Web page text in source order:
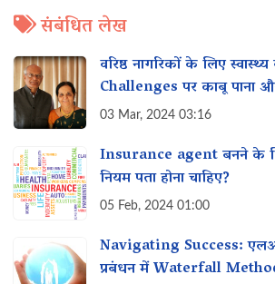
संबंधित लेख
वरिष्ठ नागरिकों के लिए
Challenges पर काबू पाना
करना
03 Mar, 2024 03:16
Insurance agent बनने के
नियम पता होना चाहिए?
05 Feb, 2024 01:00
Navigating Success:
प्रबंधन में Waterfall